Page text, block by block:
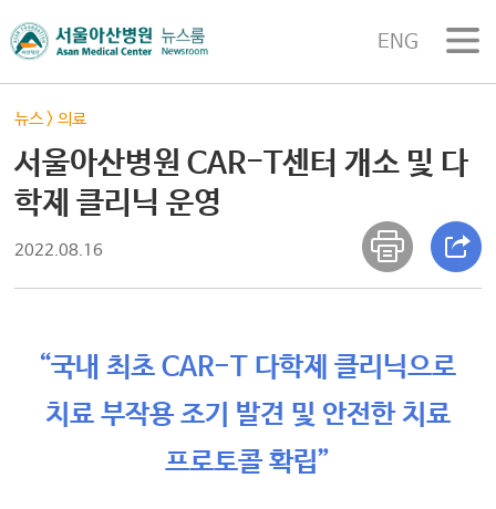
ENG
뉴스 >의료
서울아산병원 CAR-T센터 개소 및 다
학제 클리닉 운영
2022.08.16
“국내 최초 CAR-T 다학제 클리닉으로
치료 부작용 조기 발견 및 안전한 치료
프로토콜 확립”